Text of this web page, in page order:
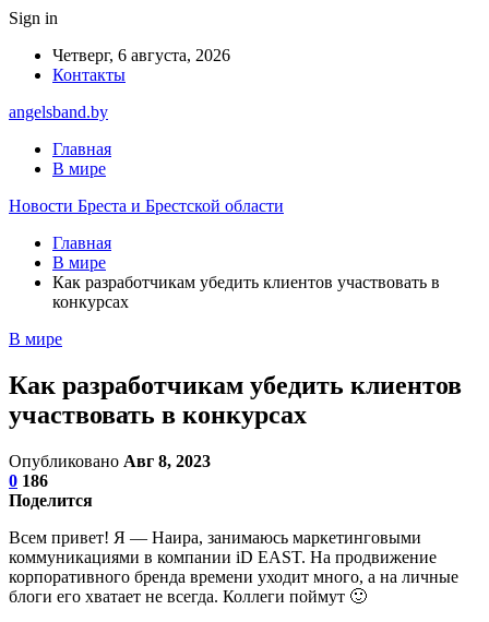
Sign in
Четверг, 6 августа, 2026
Контакты
angelsband.by
Главная
В мире
Новости Бреста и Брестской области
Главная
В мире
Как разработчикам убедить клиентов участвовать в
конкурсах
В мире
Как разработчикам убедить клиентов
участвовать в конкурсах
Опубликовано Авг 8, 2023
0 186
Поделится
Всем привет! Я — Наира, занимаюсь маркетинговыми
коммуникациями в компании iD EAST. На продвижение
корпоративного бренда времени уходит много, а на личные
блоги его хватает не всегда. Коллеги поймут 🙂